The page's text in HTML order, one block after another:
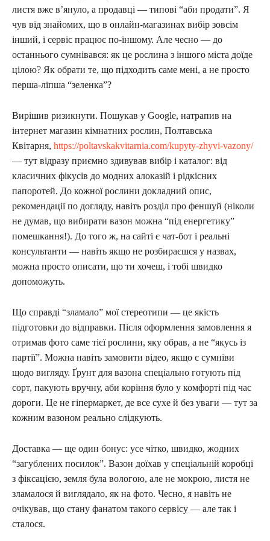
листя вже в’януло, а продавці — типові “аби продати”. Я
чув від знайомих, що в онлайн-магазинах вибір зовсім
інший, і сервіс працює по-іншому. Але чесно — до
останнього сумнівався: як це рослина з іншого міста доїде
цілою? Як обрати те, що підходить саме мені, а не просто
перша-ліпша “зеленка”?
Вирішив ризикнути. Пошукав у Google, натрапив на
інтернет магазин кімнатних рослин, Полтавська
Квітарня, https://poltavskakvitarnia.com/kupyty-zhyvi-vazony/
— тут відразу приємно здивував вибір і каталог: від
класичних фікусів до модних алоказій і рідкісних
папоротей. До кожної рослини докладний опис,
рекомендації по догляду, навіть розділ про феншуй (ніколи
не думав, що вибирати вазон можна “під енергетику”
помешкання!). До того ж, на сайті є чат-бот і реальні
консультанти — навіть якщо не розбираєшся у назвах,
можна просто описати, що ти хочеш, і тобі швидко
допоможуть.
Що справді “зламало” мої стереотипи — це якість
підготовки до відправки. Після оформлення замовлення я
отримав фото саме тієї рослини, яку обрав, а не “якусь із
партії”. Можна навіть замовити відео, якщо є сумніви
щодо вигляду. Ґрунт для вазона спеціально готують під
сорт, пакують вручну, аби коріння було у комфорті під час
дороги. Це не гіпермаркет, де все сухе й без уваги — тут за
кожним вазоном реально слідкують.
Доставка — ще один бонус: усе чітко, швидко, жодних
“загублених посилок”. Вазон доїхав у спеціальній коробці
з фіксацією, земля була вологою, але не мокрою, листя не
зламалося й виглядало, як на фото. Чесно, я навіть не
очікував, що стану фанатом такого сервісу — але так і
сталося.